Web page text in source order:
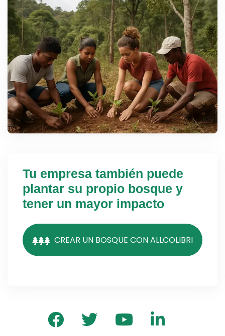
Tu empresa también puede
plantar su propio bosque y
tener un mayor impacto
CREAR UN BOSQUE CON ALLCOLIBRI